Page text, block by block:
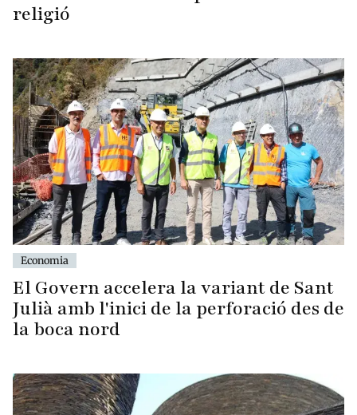
religió
Economia
El Govern accelera la variant de Sant
Julià amb l'inici de la perforació des de
la boca nord